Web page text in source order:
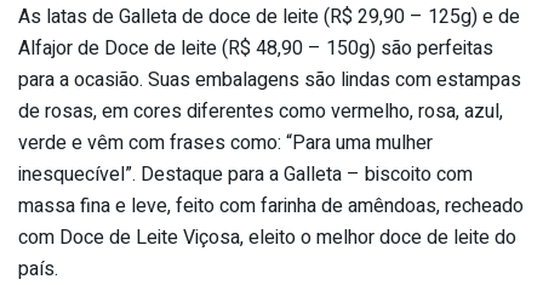
As latas de Galleta de doce de leite (R$ 29,90 – 125g) e de
Alfajor de Doce de leite (R$ 48,90 – 150g) são perfeitas
para a ocasião. Suas embalagens são lindas com estampas
de rosas, em cores diferentes como vermelho, rosa, azul,
verde e vêm com frases como: “Para uma mulher
inesquecível”. Destaque para a Galleta – biscoito com
massa fina e leve, feito com farinha de amêndoas, recheado
com Doce de Leite Viçosa, eleito o melhor doce de leite do
país.